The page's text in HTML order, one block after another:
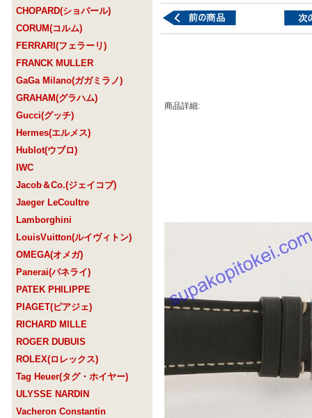
CHOPARD(ショパール)
CORUM(コルム)
FERRARI(フェラーリ)
FRANCK MULLER
GaGa Milano(ガガミラノ)
GRAHAM(グラハム)
Gucci(グッチ)
Hermes(エルメス)
Hublot(ウブロ)
IWC
Jacob＆Co.(ジェイコブ)
Jaeger LeCoultre
Lamborghini
LouisVuitton(ルイヴィトン)
OMEGA(オメガ)
Panerai(パネライ)
PATEK PHILIPPE
PIAGET(ピアジェ)
RICHARD MILLE
ROGER DUBUIS
ROLEX(ロレックス)
Tag Heuer(タグ・ホイヤー)
ULYSSE NARDIN
Vacheron Constantin
商品詳細: